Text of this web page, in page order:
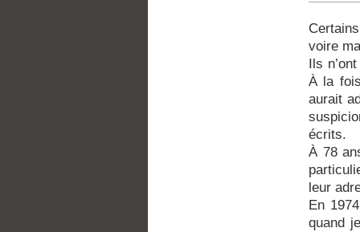
voire
Ils
À la
aurait
écrits.
À 78
leur
En
quand